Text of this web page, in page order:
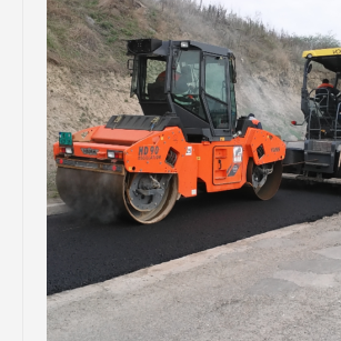
О нама
О нама
Управа
Услуге
Вести
Јавне набавке
Отворени поступак